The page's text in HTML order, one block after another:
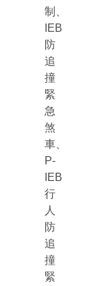
制、
IEB
防
追
撞
緊
急
煞
車、
P-
IEB
行
人
防
追
撞
緊